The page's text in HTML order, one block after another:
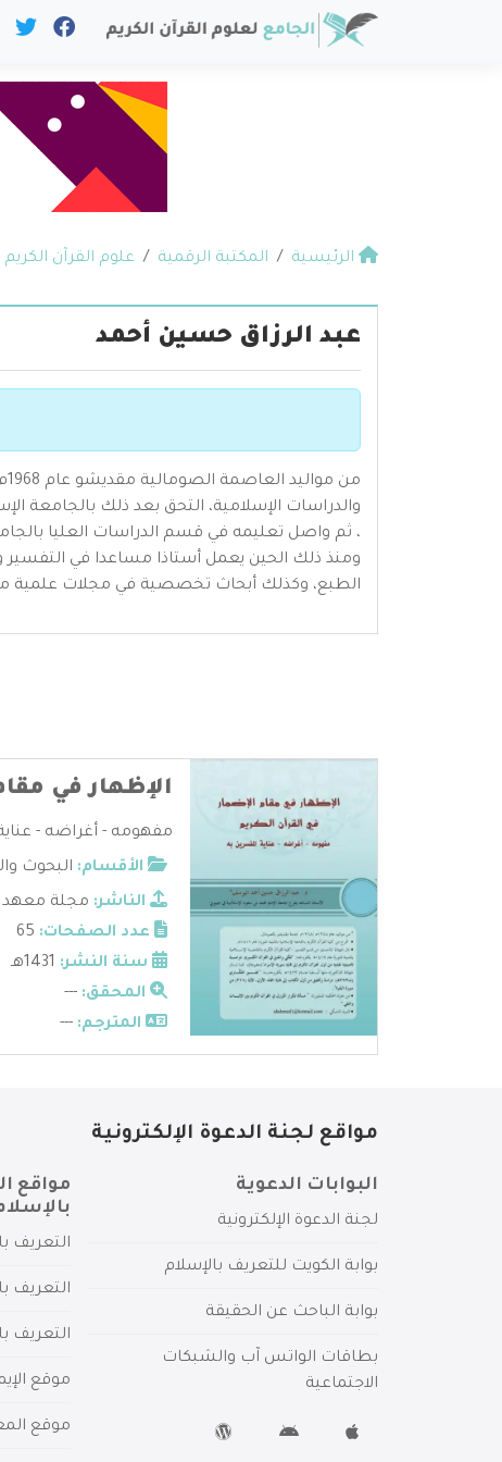
الرئيسية المكتبة الرقمية علوم القرآن الكريم
عبد الرزاق حسين أحمد
ومنذ ذلك الحين يعمل أستاذا مساعدا في التفسير
الطبع، وكذلك أبحاث تخصصية في مجلات
الإظهار في
مفهومه - أغراضه -
الأقسام: البحوث
الناشر: مجلة معهد
عدد الصفحات:
سنة النشر:
المحقق: ---
المترجم: ---
مواقع لجنة الدعوة الإلكترونية
البوابات الدعوية
لجنة الدعوة الإلكترونية
بوابة الكويت للتعريف بالإسلام
بوابة الباحث عن الحقيقة
بطاقات الواتس آب والشبكات
الاجتماعية
مواقع
التعريف
التعريف
التعريف
موقع
موقع